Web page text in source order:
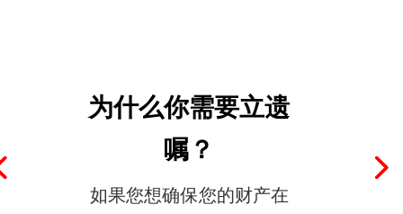
为什么你需要立遗
嘱？
如果您想确保您的财产在